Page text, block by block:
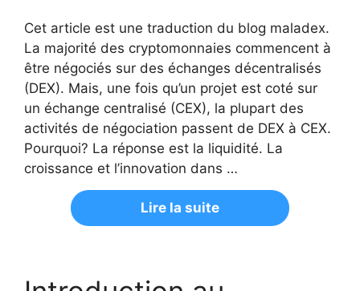
Cet article est une traduction du blog maladex.
La majorité des cryptomonnaies commencent à
être négociés sur des échanges décentralisés
(DEX). Mais, une fois qu’un projet est coté sur
un échange centralisé (CEX), la plupart des
activités de négociation passent de DEX à CEX.
Pourquoi? La réponse est la liquidité. La
croissance et l’innovation dans …
Lire la suite